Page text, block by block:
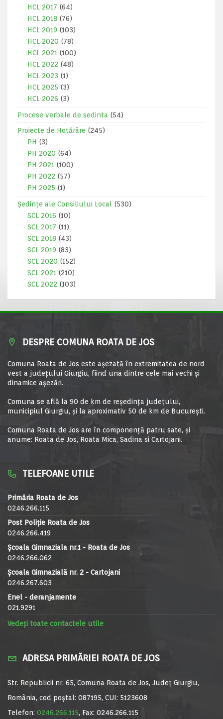
HCL 2017 (64)
HCL 2018 (76)
HCL 2019 (103)
HCL 2020 (78)
HCL 2021 (100)
HCL 2022 (48)
HCL 2023 (1)
HCL 2025 (3)
HCL 2026 (3)
Procese verbale de sedinta (54)
Proiecte de Hotărâre (245)
PH (3)
PH 2020 (64)
PH 2021 (100)
PH 2022 (57)
PH 2025 (1)
Ședințe ale Consiliului Local
(530)
SCL 2016 (10)
SCL 2017 (11)
SCL 2018 (43)
SCL 2019 (83)
SCL 2020 (152)
SCL 2021 (210)
SCL 2022 (103)
DESPRE COMUNA ROATA DE JOS
Comuna Roata de Jos este aşezată în extremitatea de nord
vest a judeţului Giurgiu, fiind una dintre cele mai vechi şi
dinamice aşezări.
Comuna se află la 90 de km de reşedinţa judeţului,
municipiul Giurgiu, şi la aproximativ 50 de km de Bucureşti.
Comuna Roata de Jos are în componență patru sate, și
anume: Roata de Jos, Roata Mica, Sadina si Cartojani.
TELEFOANE UTILE
Primăria Roata de Jos
0246.266.115
Post Poliție Roata de Jos
0246.266.419
Școala Gimnaziala nr.1 - Roata de Jos
0246.266.062
Școala Gimnazială nr. 2 - Cartojani
0246.267.603
Enel - deranjamente
021.9291
Vedeți toate contactele utile
ADRESA PRIMĂRIEI ROATA DE JOS
Str. Republicii nr. 65, Comuna Roata de Jos, Județ Giurgiu,
România, cod poștal: 087195, CUI: 5123608
Telefon: 0246.266.115, Fax: 0246.266.115